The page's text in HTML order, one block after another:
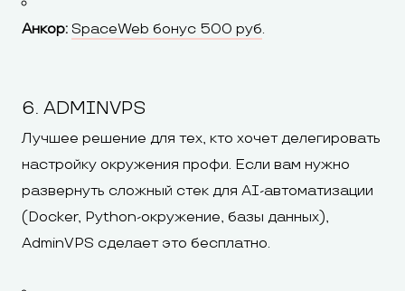
Анкор: SpaceWeb бонус 500 руб.
6. ADMINVPS
Лучшее решение для тех, кто хочет делегировать
настройку окружения профи. Если вам нужно
развернуть сложный стек для AI-автоматизации
(Docker, Python-окружение, базы данных),
AdminVPS сделает это бесплатно.